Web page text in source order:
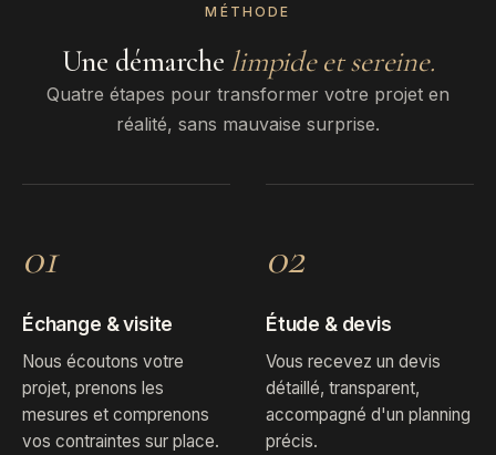
MÉTHODE
Une démarche limpide et sereine.
Quatre étapes pour transformer votre projet en
réalité, sans mauvaise surprise.
01
Échange & visite
Nous écoutons votre
projet, prenons les
mesures et comprenons
vos contraintes sur place.
02
Étude & devis
Vous recevez un devis
détaillé, transparent,
accompagné d'un planning
précis.